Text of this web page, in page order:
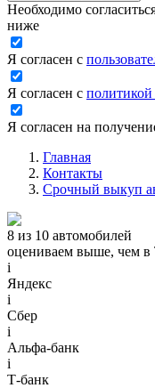
Необходимо
ниже
Я согласен с
Я согласен с
Я согласен на
Главная
Контакты
Срочный выкуп
8 из 10 автомобилей
оцениваем выше, чем в
i
Яндекс
i
Сбер
i
Альфа-банк
i
Т-банк